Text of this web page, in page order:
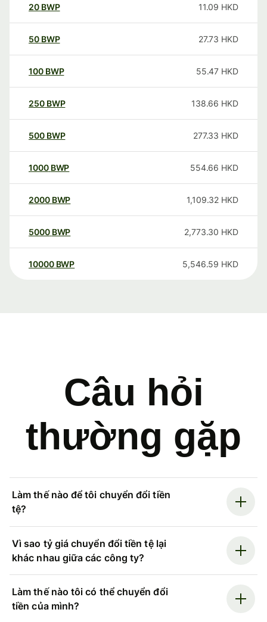
20 BWP 11.09 HKD
50 BWP 27.73 HKD
100 BWP 55.47 HKD
250 BWP 138.66 HKD
500 BWP 277.33 HKD
1000 BWP 554.66 HKD
2000 BWP 1,109.32 HKD
5000 BWP 2,773.30 HKD
10000 BWP 5,546.59 HKD
Câu hỏi
thường gặp
Làm thế nào để tôi chuyển đổi tiền
tệ?
Vì sao tỷ giá chuyển đổi tiền tệ lại
khác nhau giữa các công ty?
Làm thế nào tôi có thể chuyển đổi
tiền của mình?